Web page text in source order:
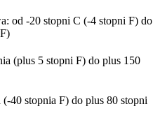
od -20 stopni C (-4 stopni F) do
(plus 5 stopni F) do plus 150
40 stopnia F) do plus 80 stopni